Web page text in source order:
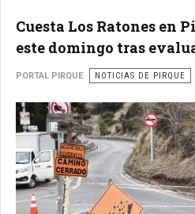
Cuesta Los Ratones en
este domingo tras
PORTAL PIRQUE NOTICIAS DE PIRQUE